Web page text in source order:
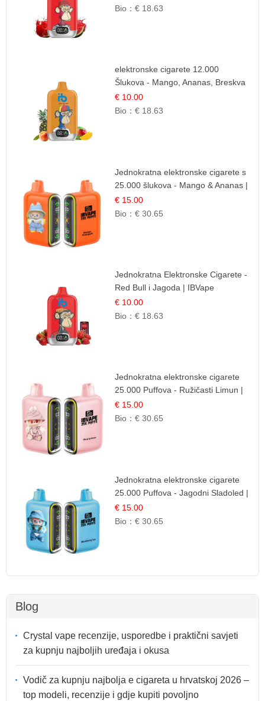
Bio：€ 18.63
elektronske cigarete 12.000
Šlukova - Mango, Ananas, Breskva
| Tropska Voćna Mješavina
€ 10.00
Bio：€ 18.63
Jednokratna elektronske cigarete s
25.000 šlukova - Mango & Ananas |
Egzotična Voćna Mješavina
€ 15.00
Bio：€ 30.65
Jednokratna Elektronske Cigarete -
Red Bull i Jagoda | IBVape
€ 10.00
Bio：€ 18.63
Jednokratna elektronske cigarete
25.000 Puffova - Ružičasti Limun |
Osježavajuća Citrusna Aroma
€ 15.00
Bio：€ 30.65
Jednokratna elektronske cigarete
25.000 Puffova - Jagodni Sladoled |
Kremasta Slatka Okus
€ 15.00
Bio：€ 30.65
Blog
Crystal vape recenzije, usporedbe i praktični savjeti
za kupnju najboljih uređaja i okusa
Vodič za kupnju najbolja e cigareta u hrvatskoj 2026 –
top modeli, recenzije i gdje kupiti povoljno